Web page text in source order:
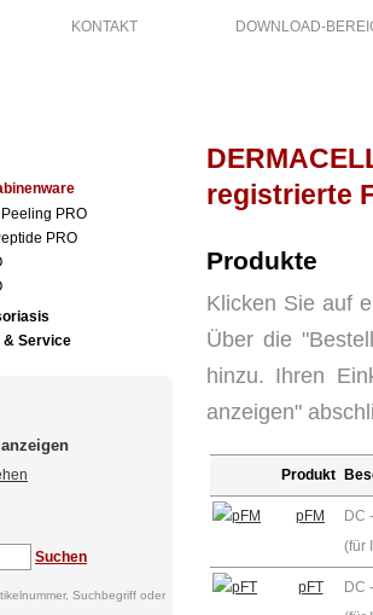
KONTAKT DOWNLOAD-
PRO
PRO
& Service
Suchen
Suchbegriff oder
registrierte
Produkte
Klicken Sie auf
Über die
hinzu. Ihren
anzeigen"
Produkt
pFM
DC
(für
pFT
DC